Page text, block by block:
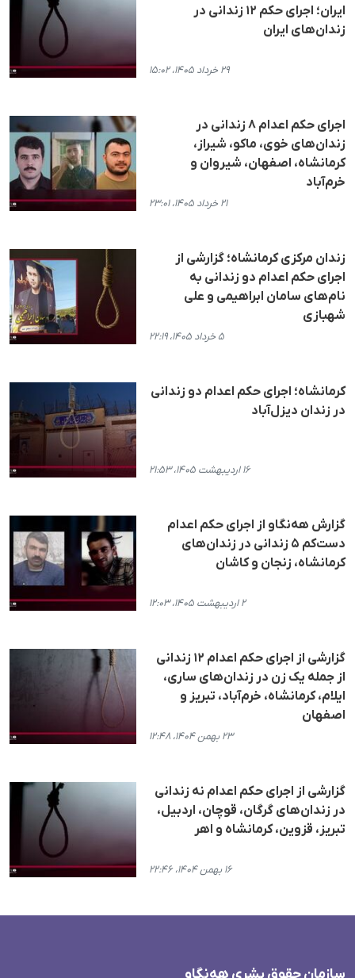
ایران؛ اجرای حکم ۱۲ زندانی در
زندان‌های ایران
۲۹ خرداد ۱۴۰۵، ۱۵:۰۲
اجرای حکم اعدام ۸ زندانی در
زندان‌های خوی، ماکو، شیراز،
کرمانشاه، اصفهان، شیروان و
خرم‌آباد
۲۱ خرداد ۱۴۰۵، ۲۳:۰۱
زندان مرکزی کرمانشاه؛ گزارشی از
اجرای حکم اعدام دو زندانی به
نام‌های سامان ابراهیمی و علی
شهبازی
۵ خرداد ۱۴۰۵، ۲۲:۱۹
کرمانشاه؛ اجرای حکم اعدام دو زندانی
در زندان دیزل‌آباد
۱۶ اردیبهشت ۱۴۰۵، ۲۱:۵۳
گزارش هه‌نگاو از اجرای حکم اعدام
دست‌کم ۵ زندانی در زندان‌های
کرمانشاه، زنجان و کاشان
۲ اردیبهشت ۱۴۰۵، ۱۲:۰۳
گزارشی از اجرای حکم اعدام ١٢ زندانی
از جملە یک زن در زندان‌های ساری،
ایلام، کرمانشاه، خرم‌آباد، تبریز و
اصفهان
۲۳ بهمن ۱۴۰۴، ۱۲:۴۸
گزارشی از اجرای حکم اعدام نە زندانی
در زندان‌های گرگان، قوچان، اردبیل،
تبریز، قزوین، کرمانشاه و اهر
۱۶ بهمن ۱۴۰۴، ۲۲:۴۶